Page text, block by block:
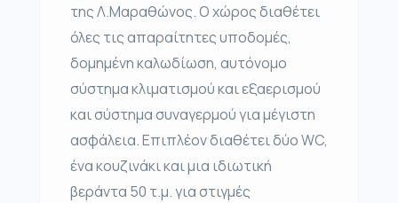
της Λ.Μαραθώνος. Ο χώρος διαθέτει
όλες τις απαραίτητες υποδομές,
δομημένη καλωδίωση, αυτόνομο
σύστημα κλιματισμού και εξαερισμού
και σύστημα συναγερμού για μέγιστη
ασφάλεια. Επιπλέον διαθέτει δύο WC,
ένα κουζινάκι και μια ιδιωτική
βεράντα 50 τ.μ. για στιγμές